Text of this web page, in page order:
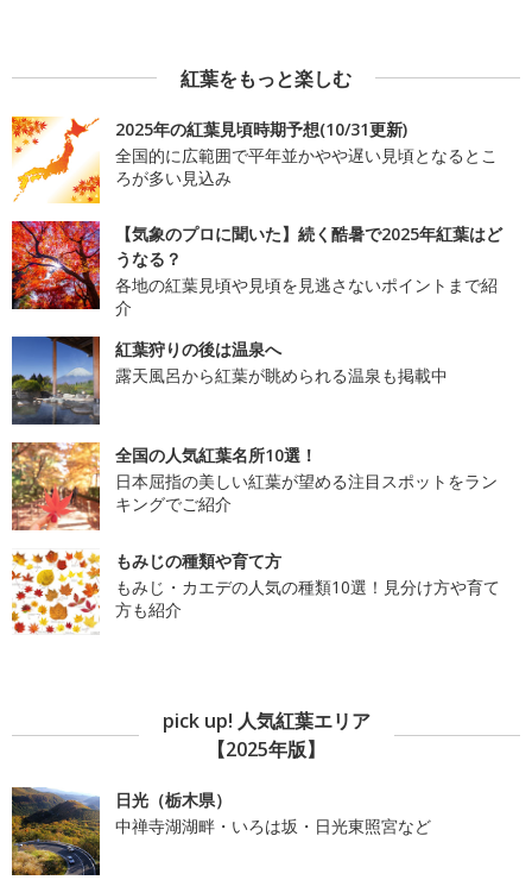
紅葉をもっと楽しむ
2025年の紅葉見頃時期予想(10/31更新)
全国的に広範囲で平年並かやや遅い見頃となるとこ
ろが多い見込み
【気象のプロに聞いた】続く酷暑で2025年紅葉はど
うなる？
各地の紅葉見頃や見頃を見逃さないポイントまで紹
介
紅葉狩りの後は温泉へ
露天風呂から紅葉が眺められる温泉も掲載中
全国の人気紅葉名所10選！
日本屈指の美しい紅葉が望める注目スポットをラン
キングでご紹介
もみじの種類や育て方
もみじ・カエデの人気の種類10選！見分け方や育て
方も紹介
pick up! 人気紅葉エリア
【2025年版】
日光（栃木県）
中禅寺湖湖畔・いろは坂・日光東照宮など